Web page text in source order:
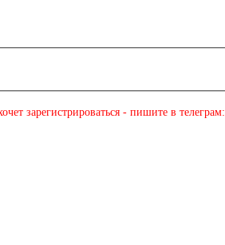
зарегистрироваться - пишите в телеграм: